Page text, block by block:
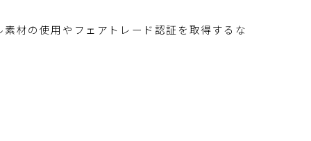
材の使用やフェアトレード認証を取得するな